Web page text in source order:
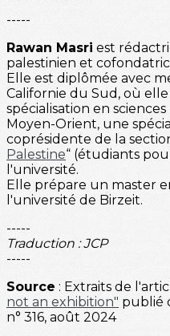
-----
Rawan Masri est
palestinien et
Elle est diplômée avec
Californie du Sud, où
spécialisation en
Moyen-Orient, une
coprésidente de la
Palestine“ (étudiants
l'université.
Elle prépare un master
l'université de Birzeit.
-----
Traduction : JCP
-----
Source : Extraits de
not an exhibition" publié
n° 316, août 2024